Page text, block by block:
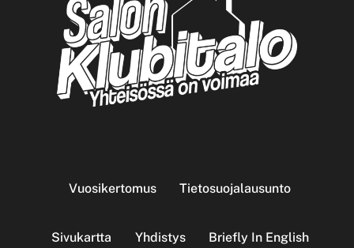
Vuosikertomus Tietosuojalausunto
Sivukartta Yhdistys Briefly In English